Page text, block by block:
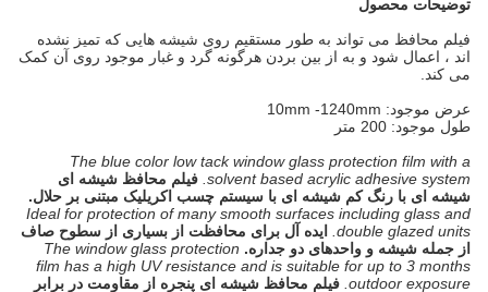
توضیحات محصول
فیلم محافظ می تواند به طور مستقیم روی شیشه هایی که تمیز نشده
اند ، اعمال شود و به از بین بردن هرگونه گرد و غبار موجود روی آن کمک
می کند.
عرض موجود: 10mm -1240mm
طول موجود: 200 متر
The blue color low tack window glass protection film with a
solvent based acrylic adhesive system.
فیلم محافظ شیشه ای
شیشه ای با رنگ کم شیشه ای با سیستم چسب اکریلیک مبتنی بر حلال.
Ideal for protection of many smooth surfaces including glass and
double glazed units.
ایده آل برای محافظت از بسیاری از سطوح صاف
از جمله شیشه و واحدهای دو جداره. The window glass protection
film has a high UV resistance and is suitable for up to 3 months
outdoor exposure.
فیلم محافظ شیشه ای پنجره از مقاومت در برابر